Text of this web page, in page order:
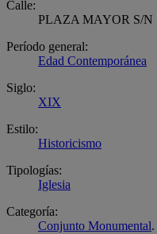
Calle:
PLAZA MAYOR S/N
Período general:
Edad Contemporánea
Siglo:
XIX
Estilo:
Historicismo
Tipologías:
Iglesia
Categoría:
Conjunto Monumental.